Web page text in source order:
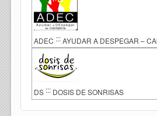
ADEC ::: AYUDAR A DESPEGAR –
DS ::: DOSIS DE SONRISAS